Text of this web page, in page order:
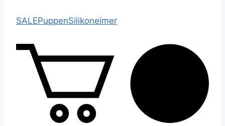
SALEPuppenSilikoneimer